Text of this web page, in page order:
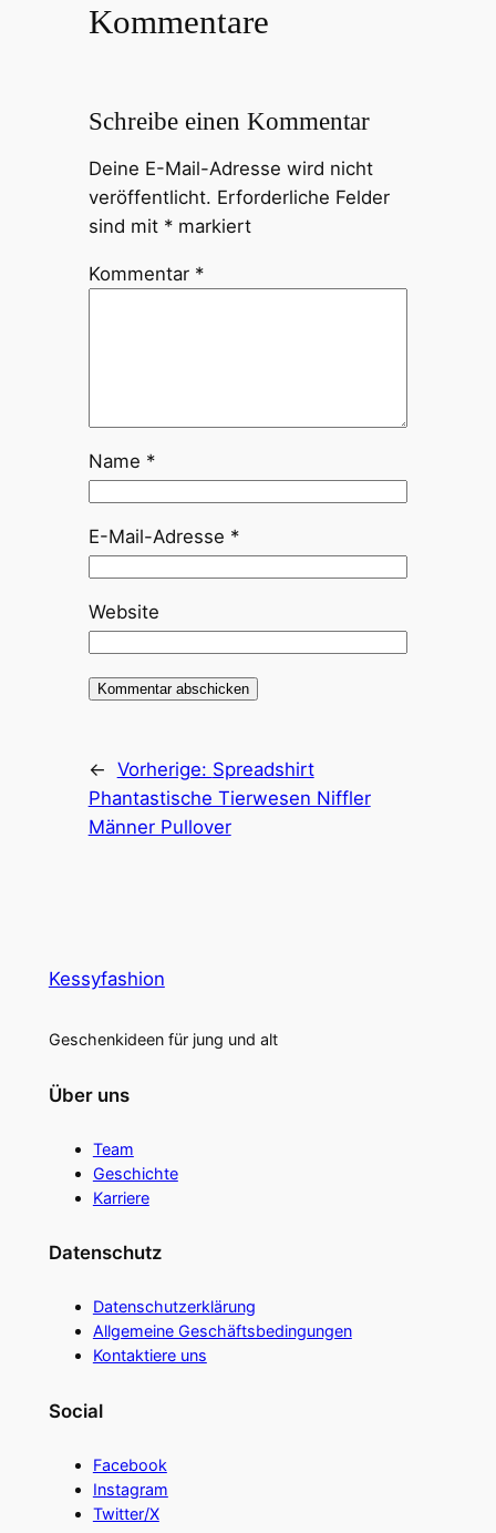
Kommentare
Schreibe einen Kommentar
Deine E-Mail-Adresse wird nicht
veröffentlicht. Erforderliche Felder
sind mit *markiert
Kommentar *
Name *
E-Mail-Adresse *
Website
← Vorherige: Spreadshirt
Phantastische Tierwesen Niffler
Männer Pullover
Kessyfashion
Geschenkideen für jung und alt
Über uns
Team
Geschichte
Karriere
Datenschutz
Datenschutzerklärung
Allgemeine Geschäftsbedingungen
Kontaktiere uns
Social
Facebook
Instagram
Twitter/X